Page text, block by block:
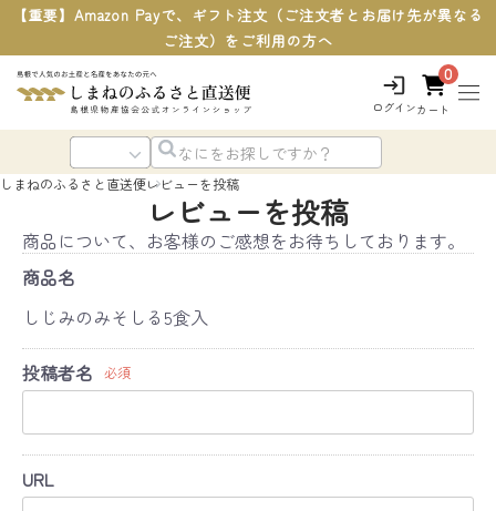
【重要】Amazon Payで、ギフト注文（ご注文者とお届け先が異なる
ご注文）をご利用の方へ
ログイン
0
カート
しまねのふるさと直送便レビューを投稿
レビューを投稿
商品について、お客様のご感想をお待ちしております。
商品名
しじみのみそしる5食入
投稿者名 必須
URL